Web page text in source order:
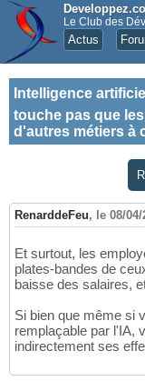
Le Club des
Actus
Intelligence
touche pas que
d'autres métiers à
RenarddeFeu, le 08/
Et surtout, les
plates-bandes de
baisse des salaires,
Si bien que même si
remplaçable par l'IA,
indirectement ses